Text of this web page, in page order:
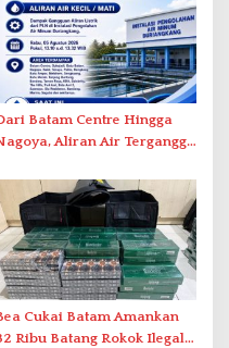
Batam Centre Hingga
Aliran Air Terganggu
Cukai Batam Amankan
Ribu Batang Rokok Ilegal